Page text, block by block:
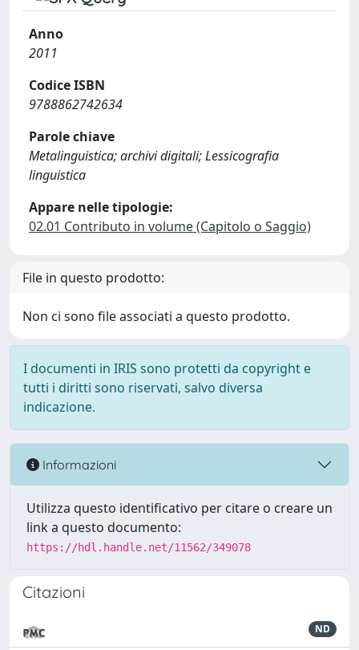
Anno
2011
Codice ISBN
9788862742634
Parole chiave
Metalinguistica; archivi digitali; Lessicografia
linguistica
Appare nelle tipologie:
02.01 Contributo in volume (Capitolo o Saggio)
File in questo prodotto:
Non ci sono file associati a questo prodotto.
I documenti in IRIS sono protetti da copyright e
tutti i diritti sono riservati, salvo diversa
indicazione.
Informazioni
Utilizza questo identificativo per citare o creare un
link a questo documento:
https://hdl.handle.net/11562/349078
Citazioni
ND